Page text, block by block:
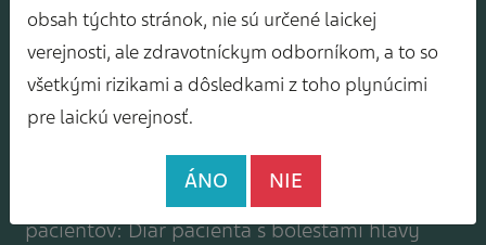
Mám záujem o zasielanie odborného
spravodajcu
pacientov: Diár pacienta s bolesťami hlavy
obsah týchto stránok, nie sú určené laickej
verejnosti, ale zdravotníckym odborníkom, a to so
všetkými rizikami a dôsledkami z toho plynúcimi
pre laickú verejnosť.
ÁNO NIE